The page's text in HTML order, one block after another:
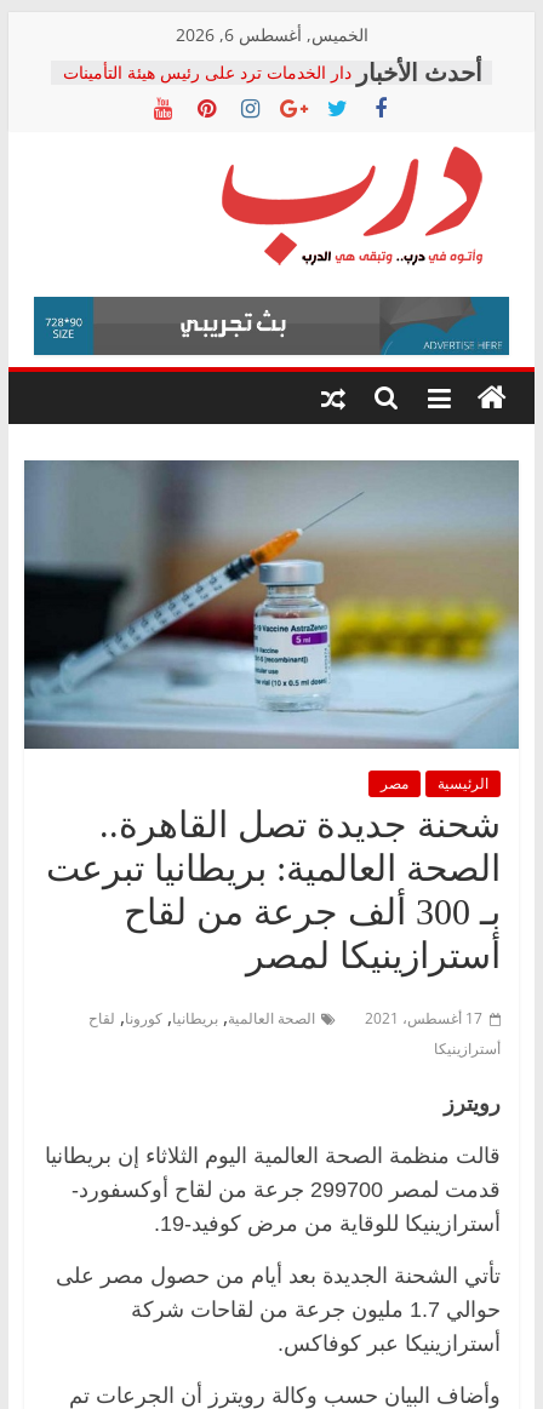
content
الخميس, أغسطس 6, 2026
دار الخدمات ترد على رئيس هيئة التأمينات
بعد مؤتمره الصحفي: إنكار الأزمة لا ينهي
معاناة أصحاب المعاشات.. ونطالب بكشف
فرحات سليمان يكتب: القطاع الصحي إلى
أين؟
حزب التحالف الشعبي يطلق لجنة “الحق
في الصحة” بالإسكندرية لرصد الانتهاكات
ودعم المرضى
الوزاري لمدينة الصحفيين.. وانتهاء أعمال
إنشاء المبنى الإداري
المجلس القومي لحقوق الإنسان يعلن
متابعة قضية الدكتور محمد زهران.. ويؤكد:
قرينة البراءة وضمانات المحاكمة العادلة
درب
وأتوه
درب..
وتبقى
هي
الرئيسية مصر
شحنة جديدة تصل القاهرة..
الصحة العالمية: بريطانيا تبرعت
بـ 300 ألف جرعة من لقاح
أسترازينيكا لمصر
17 أغسطس، 2021 الصحة العالمية, بريطانيا, كورونا, لقاح
أسترازينيكا
رويترز
قالت منظمة الصحة العالمية اليوم الثلاثاء إن بريطانيا
قدمت لمصر 299700 جرعة من لقاح أوكسفورد-
أسترازينيكا للوقاية من مرض كوفيد-19.
تأتي الشحنة الجديدة بعد أيام من حصول مصر على
حوالي 1.7 مليون جرعة من لقاحات شركة
أسترازينيكا عبر كوفاكس.
وأضاف البيان حسب وكالة رويترز أن الجرعات تم